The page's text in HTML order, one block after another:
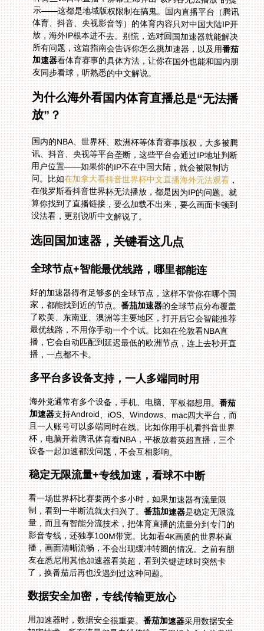
所有问题，这篇指南会告诉你怎么挑加速器，以及用番茄
加速器看体育赛事的具体方法，让你在国外也能和国内朋
友同步看球，听熟悉的中文解说。
为什么海外看国内体育直播总是“无法播
放”？
国内的NBA、世界杯、欧洲杯等体育赛事版权，大多被腾
讯、抖音、央视等平台垄断，这些平台会通过IP地址判断
用户位置——如果你的IP不在中国大陆，就会被限制访
问。比如在加拿大看抖音世界杯中文直播海外无法观看，
在俄罗斯看抖音世界杯无法播放，都是因为IP的问题。就
算你找到了直播链接，要么加载不出来，要么画面卡顿到
没法看，更别说听中文解说了。
选回国加速器，关键看这几点
全球节点+智能最优线路，哪里都能连
好的加速器得有足够多的全球节点，这样不管你在哪个国
家，都能找到近的节点。番茄加速器的全球节点分布覆盖
了欧美、东南亚、澳洲等主要地区，打开后它会智能推荐
最优线路，不用你手动一个个试。比如在伦敦看NBA直
播，它会自动匹配到延迟最低的欧洲节点，连上去秒开直
播，一点都不卡。
多平台多设备支持，一人多端同时用
海外党通常有多个设备，手机、电脑、平板都想用。番茄
加速器支持Android、iOS、Windows、mac四大平台，而
且一人账号可以多端同时在线。比如你用手机看抖音世界
杯，电脑开着腾讯体育看NBA，平板放着英超直播，三个
设备一起加速都没问题，不会互相影响。
稳定无限流量+专线加速，看球不中断
看一场世界杯比赛要两个多小时，如果加速器有流量限
制，看到一半断流就太扫兴了。番茄加速器是稳定无限流
量，而且有智能分流技术，把体育直播的流量分到专门的
影音专线，还独享100M带宽。比如看4K画质的世界杯直
播，画面清晰流畅，不会出现缓冲转圈的情况。之前有朋
友在悉尼用其他加速器看英超，看到关键进球时突然卡
了，换番茄后再也没遇到过这种问题。
数据安全加密，专线传输更放心
用加速器时，数据安全很重要。番茄加速器采用数据安全
加密技术，所有流量都是专线传输，不用担心个人信息泄
露。比如在咖啡馆用公共Wi-Fi看直播，也不怕被黑客盯